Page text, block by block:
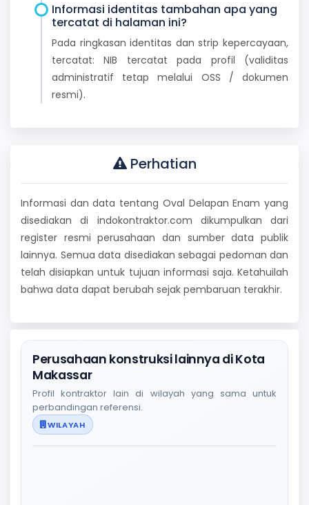
Informasi identitas tambahan apa yang
tercatat di halaman ini?
Pada ringkasan identitas dan strip kepercayaan,
tercatat: NIB tercatat pada profil (validitas
administratif tetap melalui OSS / dokumen
resmi).
Perhatian
Informasi dan data tentang Oval Delapan Enam yang
disediakan di indokontraktor.com dikumpulkan dari
register resmi perusahaan dan sumber data publik
lainnya. Semua data disediakan sebagai pedoman dan
telah disiapkan untuk tujuan informasi saja. Ketahuilah
bahwa data dapat berubah sejak pembaruan terakhir.
Perusahaan konstruksi lainnya di Kota
Makassar
Profil kontraktor lain di wilayah yang sama untuk
perbandingan referensi.
WILAYAH